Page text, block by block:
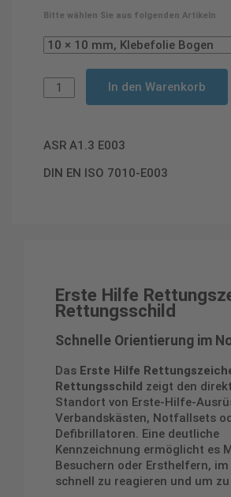
Bitte wählen Sie aus folgenden Artikeln
In den Warenkorb
ASR A1.3 E003
DIN EN ISO 7010-E003
Erste Hilfe
Rettungsschild
Schnelle Orientierung im
Das Erste Hilfe
Rettungsschild zeigt den
Standort von Erste-Hilfe-
Verbandskästen, Notfallsets
Defibrillatoren. Eine deutliche
Kennzeichnung ermöglicht es
Besuchern oder Ersthelfern,
schnell zu reagieren und um